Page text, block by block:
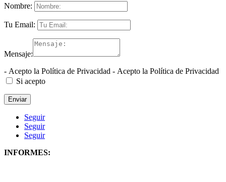
Nombre:
Tu Email:
Mensaje:
- Acepto la Política de Privacidad - Acepto la Política de Privacidad
Si acepto
Enviar
Seguir
Seguir
Seguir
INFORMES: